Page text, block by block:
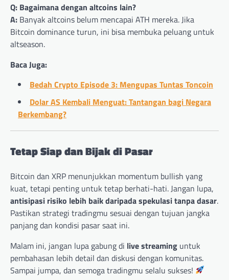
Q: Bagaimana dengan altcoins lain?
A: Banyak altcoins belum mencapai ATH mereka. Jika
Bitcoin dominance turun, ini bisa membuka peluang untuk
altseason.
Baca Juga:
Bedah Crypto Episode 3: Mengupas Tuntas Toncoin
Dolar AS Kembali Menguat: Tantangan bagi Negara
Berkembang?
Tetap Siap dan Bijak di Pasar
Bitcoin dan XRP menunjukkan momentum bullish yang
kuat, tetapi penting untuk tetap berhati-hati. Jangan lupa,
antisipasi risiko lebih baik daripada spekulasi tanpa dasar.
Pastikan strategi tradingmu sesuai dengan tujuan jangka
panjang dan kondisi pasar saat ini.
Malam ini, jangan lupa gabung di live streaming untuk
pembahasan lebih detail dan diskusi dengan komunitas.
Sampai jumpa, dan semoga tradingmu selalu sukses!